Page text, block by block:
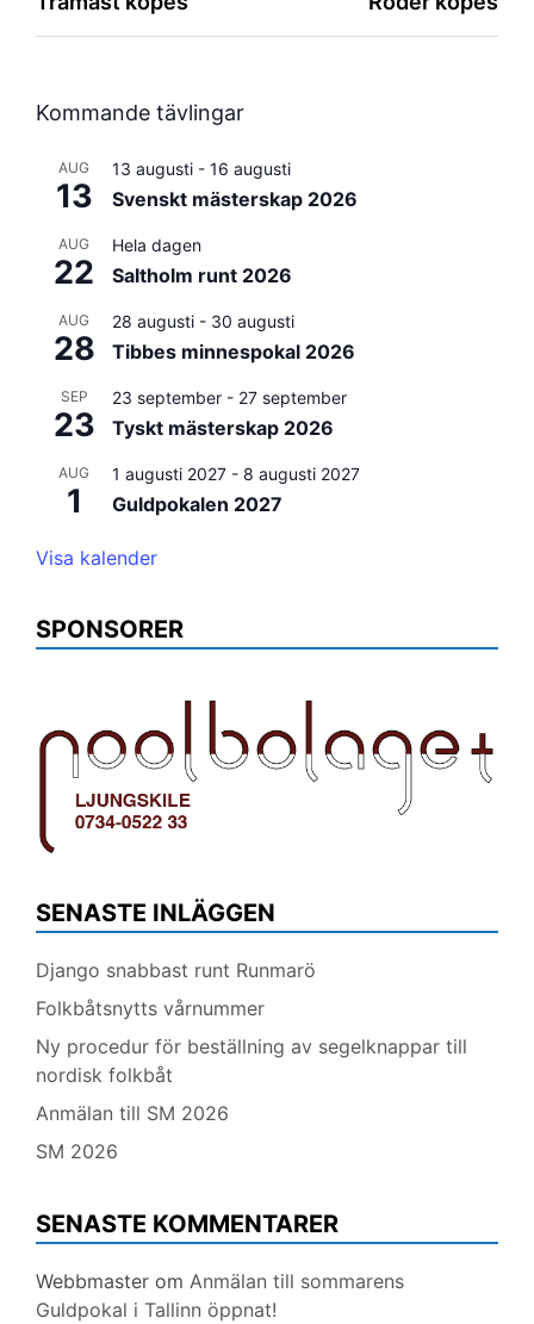
Kommande tävlingar
AUG
13
13 augusti - 16 augusti
Svenskt mästerskap 2026
AUG
22
Hela dagen
Saltholm runt 2026
AUG
28
28 augusti - 30 augusti
Tibbes minnespokal 2026
SEP
23
23 september - 27 september
Tyskt mästerskap 2026
AUG
1
1 augusti 2027 - 8 augusti 2027
Guldpokalen 2027
Visa kalender
SPONSORER
SENASTE INLÄGGEN
Django snabbast runt Runmarö
Folkbåtsnytts vårnummer
Ny procedur för beställning av segelknappar till
nordisk folkbåt
Anmälan till SM 2026
SM 2026
SENASTE KOMMENTARER
Webbmaster om Anmälan till sommarens
Guldpokal i Tallinn öppnat!